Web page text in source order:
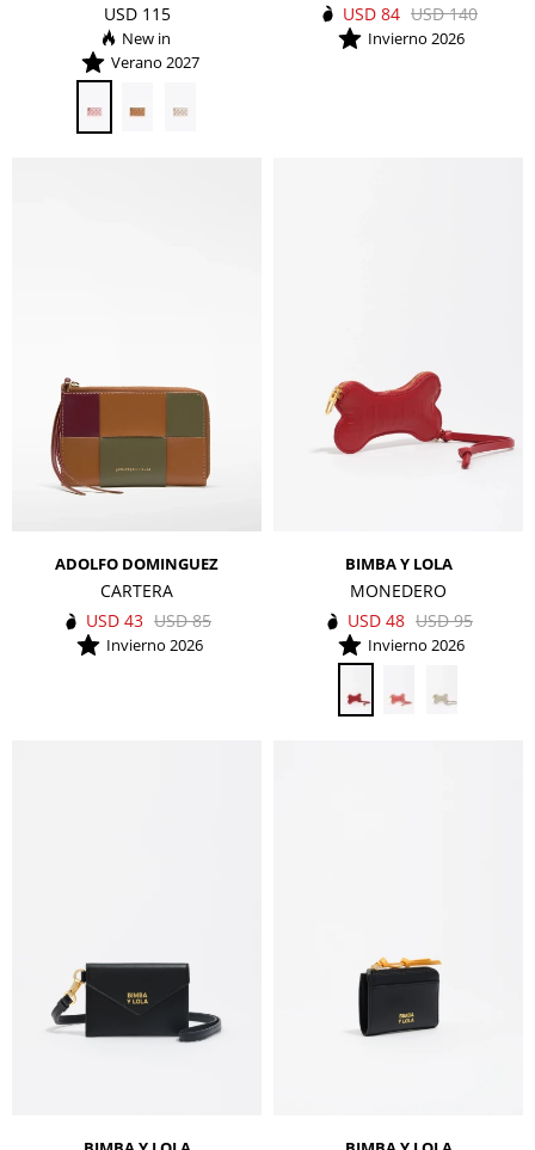
USD 115
Verano 2027
USD 84 USD 140
Invierno 2026
ADOLFO DOMINGUEZ
CARTERA
USD 43 USD 85
Invierno 2026
BIMBA Y LOLA
MONEDERO
USD 48 USD 95
Invierno 2026